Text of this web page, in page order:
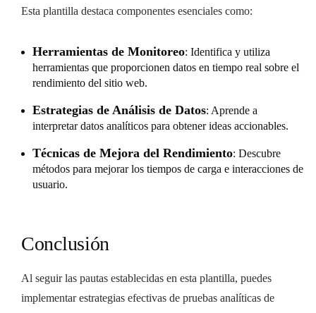
Esta plantilla destaca componentes esenciales como:
Herramientas de Monitoreo: Identifica y utiliza
herramientas que proporcionen datos en tiempo real sobre el
rendimiento del sitio web.
Estrategias de Análisis de Datos: Aprende a
interpretar datos analíticos para obtener ideas accionables.
Técnicas de Mejora del Rendimiento: Descubre
métodos para mejorar los tiempos de carga e interacciones de
usuario.
Conclusión
Al seguir las pautas establecidas en esta plantilla, puedes
implementar estrategias efectivas de pruebas analíticas de